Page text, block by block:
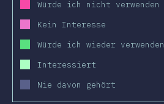
Würde ich nicht verwenden
Kein Interesse
Würde ich wieder verwenden
Interessiert
Nie davon gehört